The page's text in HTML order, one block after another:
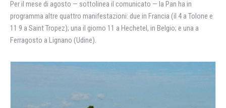
Per il mese di agosto — sottolinea il comunicato — la Pan ha in
programma altre quattro manifestazioni: due in Francia (il 4 a Tolone e
11 9 a Saint Tropez); una il giorno 11 a Hechetel, in Belgio; e una a
Ferragosto a Lignano (Udine).